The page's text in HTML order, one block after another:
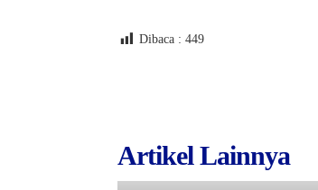
Dibaca : 449
Artikel Lainnya